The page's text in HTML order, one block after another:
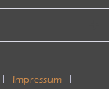
Impressum